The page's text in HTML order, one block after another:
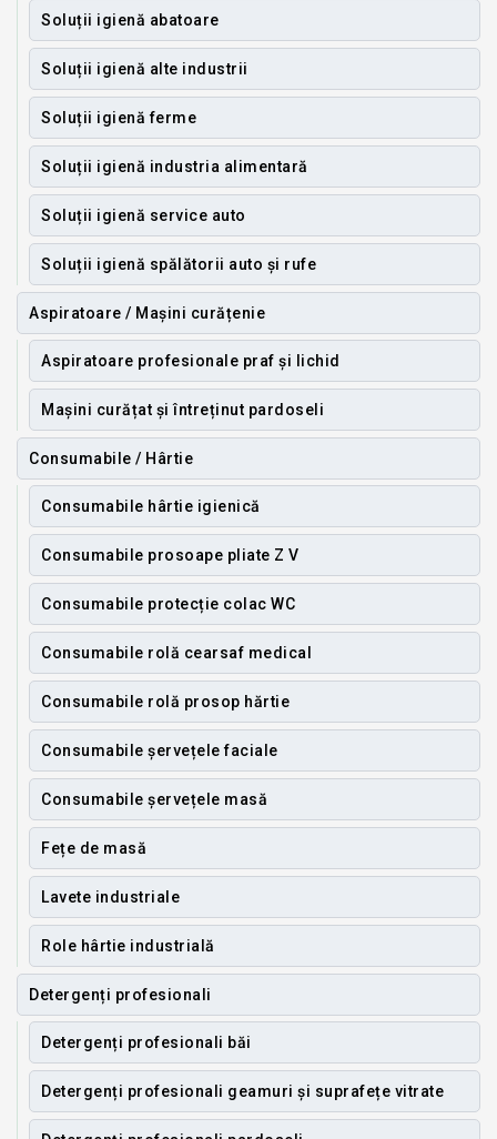
Soluții igienă abatoare
Soluții igienă alte industrii
Soluții igienă ferme
Soluții igienă industria alimentară
Soluții igienă service auto
Soluții igienă spălătorii auto și rufe
Aspiratoare / Mașini curățenie
Aspiratoare profesionale praf și lichid
Mașini curățat și întreținut pardoseli
Consumabile / Hârtie
Consumabile hârtie igienică
Consumabile prosoape pliate Z V
Consumabile protecție colac WC
Consumabile rolă cearsaf medical
Consumabile rolă prosop hărtie
Consumabile șervețele faciale
Consumabile șervețele masă
Fețe de masă
Lavete industriale
Role hârtie industrială
Detergenți profesionali
Detergenți profesionali băi
Detergenți profesionali geamuri și suprafețe vitrate